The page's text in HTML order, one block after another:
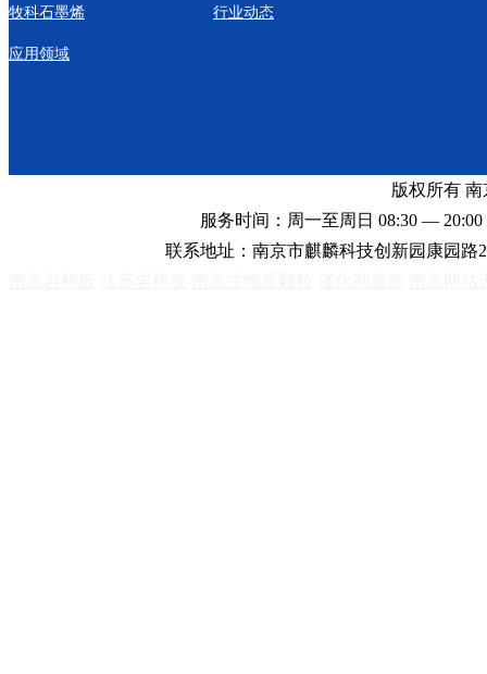
牧科石墨烯
应用领域
行业动态
版权所有
服务时间：周一至周日 08:30 —
联系地址：南京市麒麟科技创新园康园